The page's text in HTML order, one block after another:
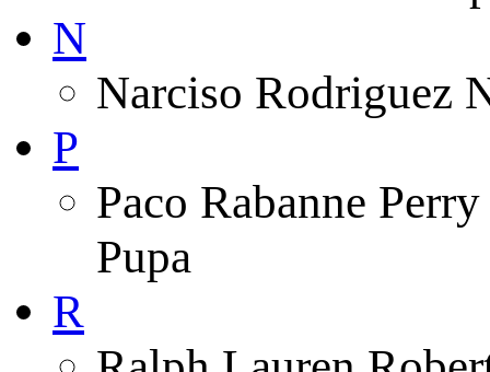
N
Narciso Rodriguez
P
Paco Rabanne
Pupa
R